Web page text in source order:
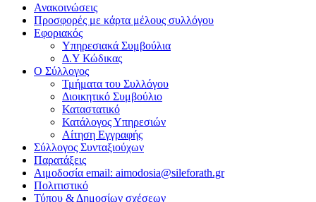
Ανακοινώσεις
Προσφορές με κάρτα μέλους συλλόγου
Εφοριακός
Υπηρεσιακά Συμβούλια
Δ.Υ Κώδικας
Ο Σύλλογος
Τμήματα του Συλλόγου
Διοικητικό Συμβούλιο
Καταστατικό
Κατάλογος Υπηρεσιών
Αίτηση Εγγραφής
Σύλλογος Συνταξιούχων
Παρατάξεις
Αιμοδοσία email: aimodosia@sileforath.gr
Πολιτιστικό
Τύπου & Δημοσίων σχέσεων